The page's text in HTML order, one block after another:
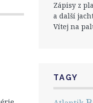
Zápisy z
a další
Vítej na
TAGY